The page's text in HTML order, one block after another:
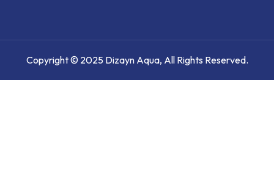
Copyright © 2025 Dizayn Aqua, All Rights Reserved.